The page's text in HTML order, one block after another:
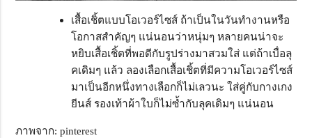
เสื้อเชิ้ตแบบโอเวอร์ไซส์ ถ้าเป็นในวันทำงานหรือ
โอกาสสำคัญๆ แน่นอนว่าหนุ่มๆ หลายคนน่าจะ
หยิบเสื้อเชิ้ตที่พอดีกับรูปร่างมาสวมใส่ แต่ถ้าเบื่อลุ
คเดิมๆ แล้ว ลองเลือกเสื้อเชิ้ตที่มีความโอเวอร์ไซส์
มาเป็นอีกหนึ่งทางเลือกก็ไม่เลวนะ ใส่คู่กับกางเกง
ยีนส์ รองเท้าผ้าใบก็ไม่ซ้ำกับลุคเดิมๆ แน่นอน
ภาพจาก: pinterest